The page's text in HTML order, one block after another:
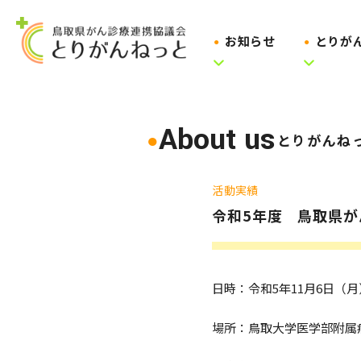
お知らせ とりが
About us とりがんね
令和5年度 鳥取県が
活動実績
日時：令和5年11月6日（
場所：鳥取大学医学部